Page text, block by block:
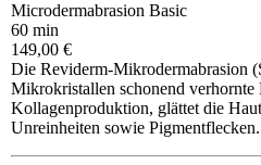
Microdermabrasion Basic
60 min
149,00 €
Die Reviderm-Mikrodermabrasion
Mikrokristallen schonend verhornte
Kollagenproduktion, glättet die
Unreinheiten sowie Pigmentflecken.